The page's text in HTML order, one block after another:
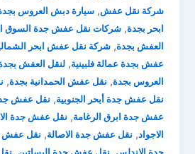
شركة نقل عفش,سيارة دبش العروس
ابحر بجدة,شركات نقل عفش جدة السوق
العفش بجدة,شركة نقل عفش ابحر
عفش بجدة عمالة فلبينية,لنقل العفش
العروس بجدة, نقل عفش الحمدانية بجدة,
نقل عفش جدة أبحر الجنوبية, نقل عفش
عفش جدة ابرق الرغامة, نقل عفش جدة
الاجواد, نقل عفش جدة الاصالة, نقل عفش